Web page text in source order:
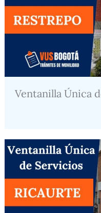
Ventanilla Única